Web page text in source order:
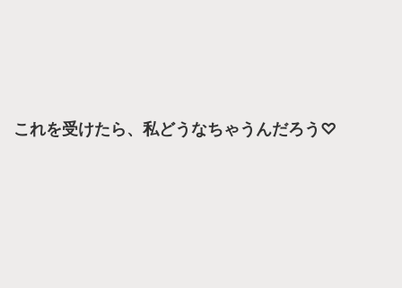
これを受けたら、私どうなちゃうんだろう♡